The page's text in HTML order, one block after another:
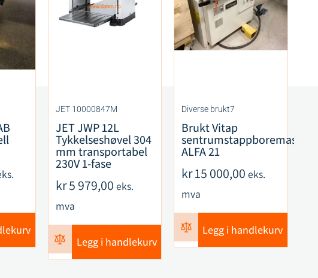
JET 10000847M
JET JWP 12L
Tykkelseshøvel 304
mm transportabel
230V 1-fase
kr5 979,00 eks.
mva
Legg i handlekurv
Diverse brukt7
Brukt Vitap
sentrumstappboremaskin
ALFA 21
kr15 000,00 eks.
mva
Legg i handlekurv